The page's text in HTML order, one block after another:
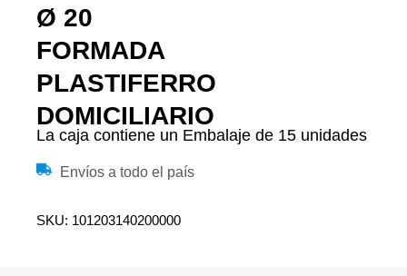
Ø 20
FORMADA
PLASTIFERRO
DOMICILIARIO
La caja contiene un Embalaje de 15 unidades
Envíos a todo el país
SKU: 101203140200000